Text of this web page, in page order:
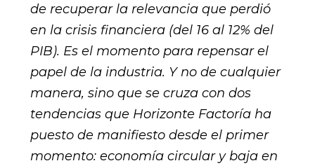
de recuperar la relevancia que perdió
en la crisis financiera (del 16 al 12% del
PIB). Es el momento para repensar el
papel de la industria. Y no de cualquier
manera, sino que se cruza con dos
tendencias que Horizonte Factoría ha
puesto de manifiesto desde el primer
momento: economía circular y baja en